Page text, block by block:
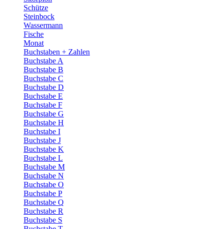
Schütze
Steinbock
Wassermann
Fische
Monat
Buchstaben + Zahlen
Buchstabe A
Buchstabe B
Buchstabe C
Buchstabe D
Buchstabe E
Buchstabe F
Buchstabe G
Buchstabe H
Buchstabe I
Buchstabe J
Buchstabe K
Buchstabe L
Buchstabe M
Buchstabe N
Buchstabe O
Buchstabe P
Buchstabe Q
Buchstabe R
Buchstabe S